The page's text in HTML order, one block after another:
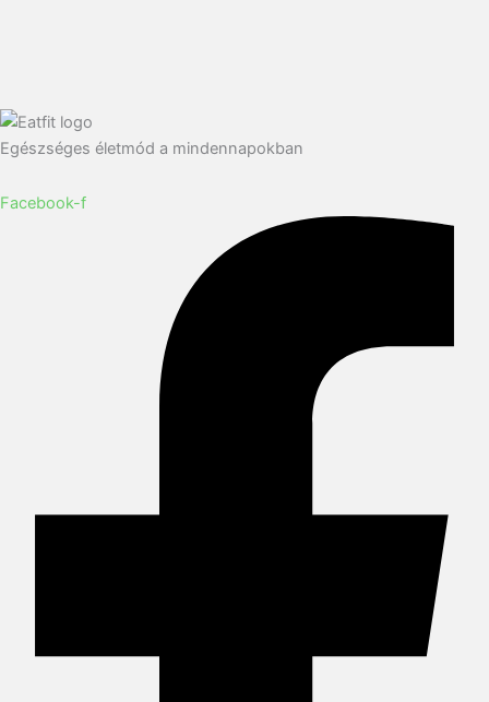
Egészséges életmód a mindennapokban
Facebook-f